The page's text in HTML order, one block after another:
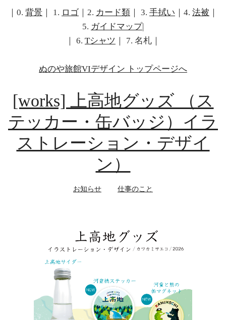
｜0. 背景 ｜ 1. ロゴ ｜2. カード類 ｜ 3. 手拭い ｜4. 法被 ｜
5. ガイドマップ|
｜ 6. Tシャツ ｜ 7. 名札｜
ぬのや旅館VIデザイン トップページへ
[works] 上高地グッズ （ス
テッカー・缶バッジ）イラ
ストレーション・デザイ
ン）
お知らせ 仕事のこと